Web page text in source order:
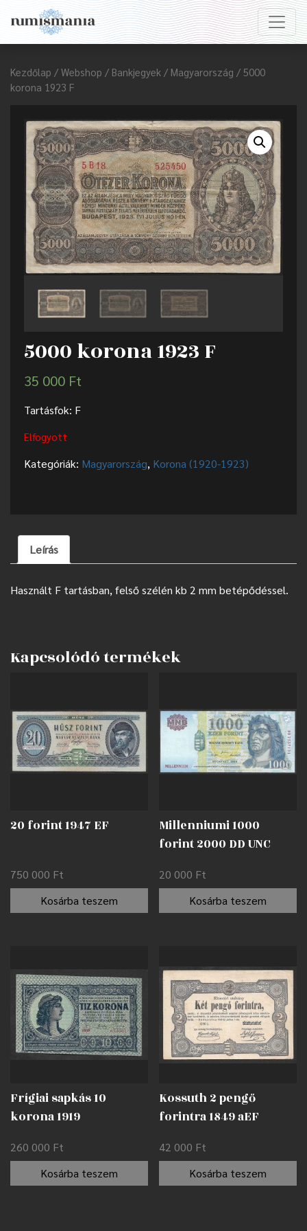
Kezdőlap / Webshop / Bankjegyek / Magyarország / 5000
korona 1923 F
5000 korona 1923 F
35 000 Ft
Tartásfok: F
Elfogyott
Kategóriák: Magyarország, Korona (1920-1923)
Leírás
Használt F tartásban, felső szélén kb 2 mm betépődéssel.
Kapcsolódó termékek
20 forint 1947 EF
750 000 Ft
Kosárba teszem
Millenniumi 1000
forint 2000 DD UNC
20 000 Ft
Kosárba teszem
Frígiai sapkás 10
korona 1919
260 000 Ft
Kosárba teszem
Kossuth 2 pengő
forintra 1849 aEF
42 000 Ft
Kosárba teszem